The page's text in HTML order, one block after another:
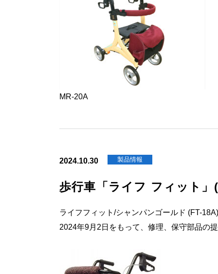
MR-20A
2024.10.30 製品情報
歩行車「ライフ フィット
ライフフィット/シャンパンゴールド (FT-
2024年9月2日をもって、修理、保守部品の